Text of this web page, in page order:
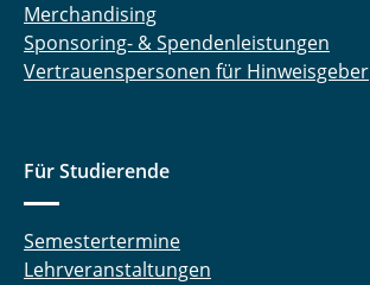
Merchandising
Sponsoring- & Spendenleistungen
Vertrauenspersonen für Hinweisgeber
Für Studierende
Semestertermine
Lehrveranstaltungen